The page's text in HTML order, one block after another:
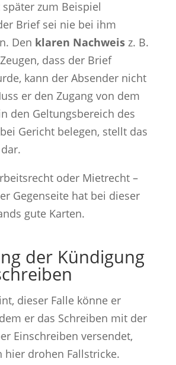
zum Beispiel
Brief sei nie bei ihm
Den klaren Nachweisz. B.
dass der Brief
kann der Absender nicht
er den Zugang von dem
den Geltungsbereich des
Gericht belegen, stellt das
oder Mietrecht –
Gegenseite hat bei dieser
gute Karten.
der Kündigung
dieser Falle könne er
er das Schreiben mit der
Einschreiben versendet,
hier drohen Fallstricke.